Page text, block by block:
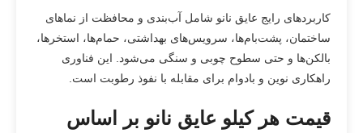
کاربردهای رایج عایق نانو شامل آب‌بندی و محافظت از نماهای
ساختمان، پشت‌بام‌ها، سرویس‌های بهداشتی، حمام‌ها، استخرها،
بالکن‌ها و حتی سطوح چوبی و سنگی می‌شود. این فناوری
راهکاری نوین و بادوام برای مقابله با نفوذ رطوبت است.
قیمت هر کیلو عایق نانو بر اساس